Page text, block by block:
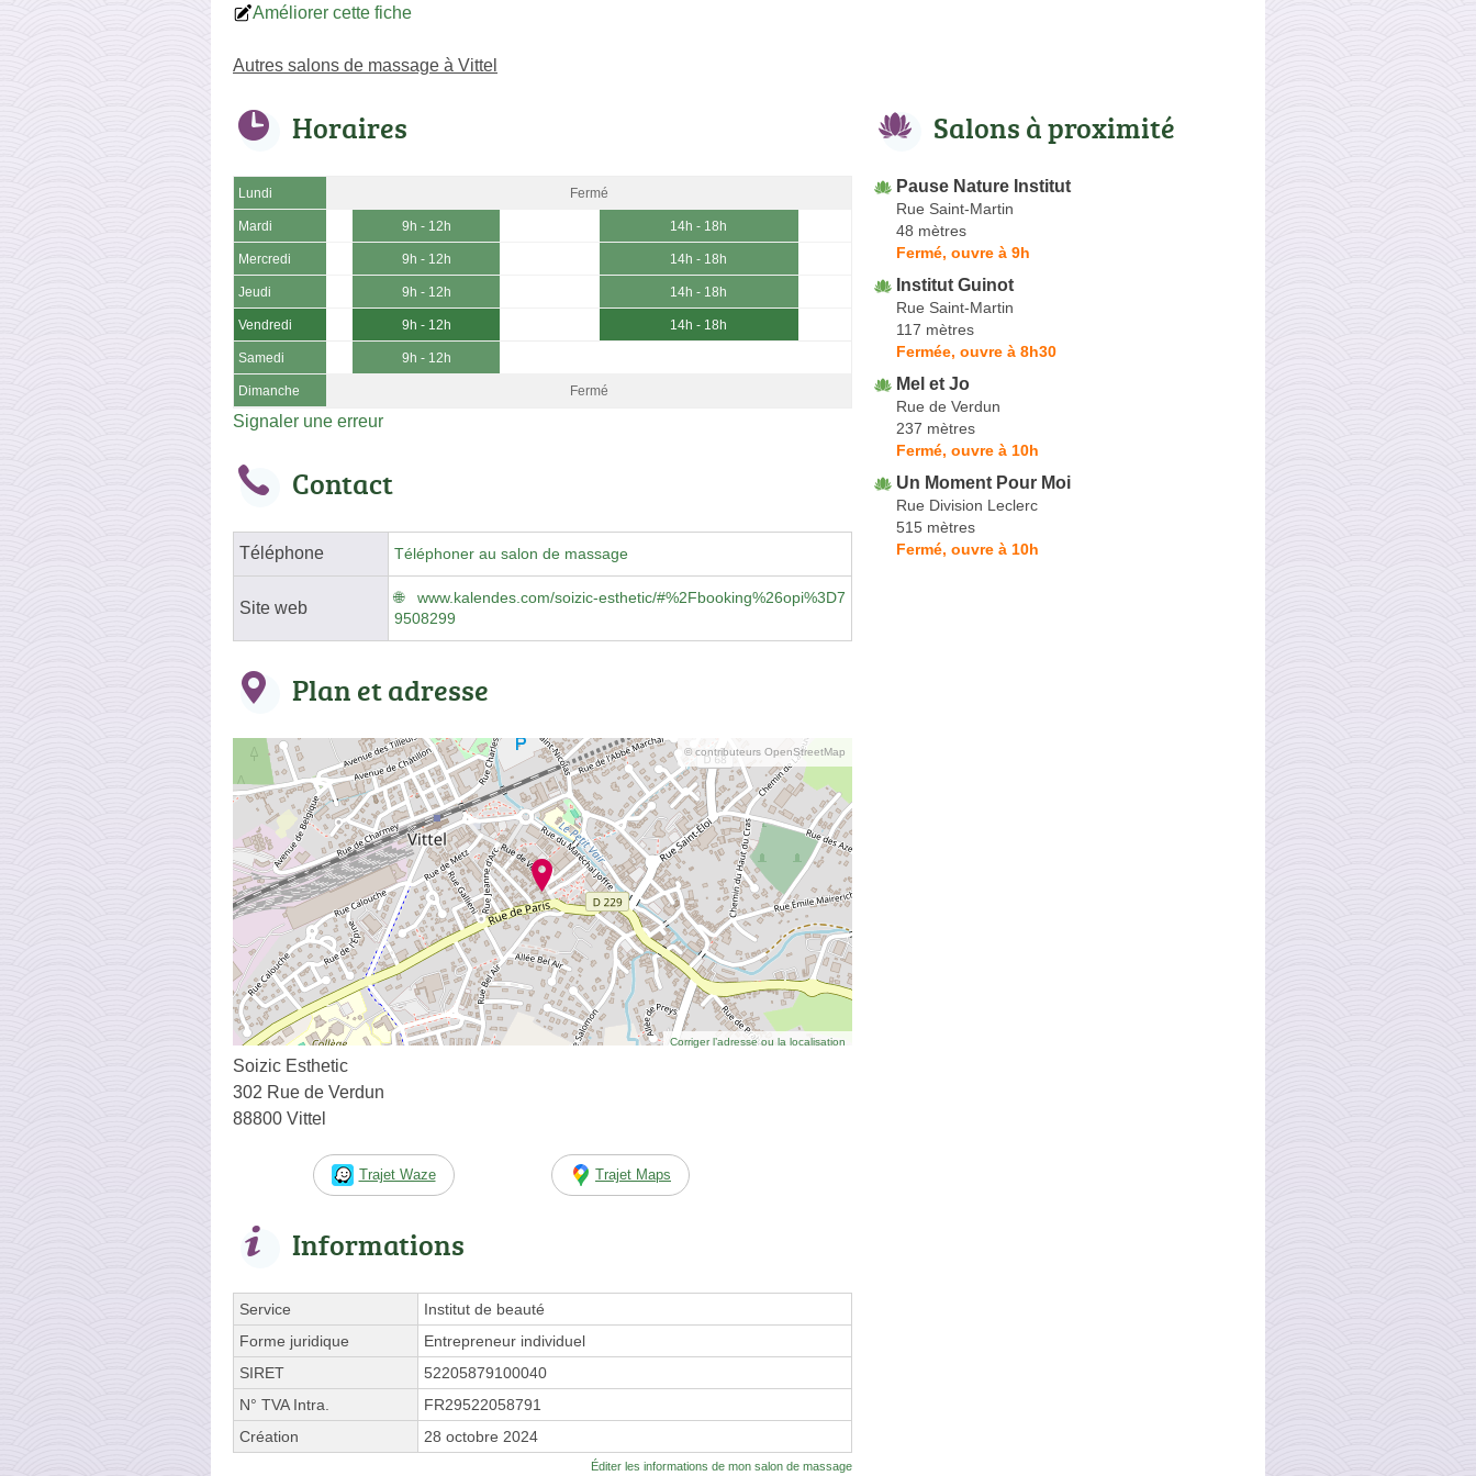
Améliorer cette fiche
Autres salons de massage à Vittel
Horaires
Lundi Fermé
Mardi 9h - 12h 14h - 18h
Mercredi 9h - 12h 14h - 18h
Jeudi 9h - 12h 14h - 18h
Vendredi 9h - 12h 14h - 18h
Samedi 9h - 12h
Dimanche Fermé
Signaler une erreur
Contact
Téléphone Téléphoner au salon de massage
Site web
www.kalendes.com/soizic-esthetic/#%2Fbooking%26opi%3D7
9508299
Plan et adresse
© contributeurs OpenStreetMap
Corriger l’adresse ou la localisation
Soizic Esthetic
302 Rue de Verdun
88800 Vittel
Trajet Waze Trajet Maps
Informations
Service
Institut de beauté
Forme juridique
Entrepreneur individuel
SIRET
52205879100040
N° TVA Intra.
FR29522058791
Création
28 octobre 2024
Éditer les informations de mon salon de massage
Salons à proximité
Pause Nature Institut
Rue Saint-Martin
48 mètres
Fermé, ouvre à 9h
Institut Guinot
Rue Saint-Martin
117 mètres
Fermée, ouvre à 8h30
Mel et Jo
Rue de Verdun
237 mètres
Fermé, ouvre à 10h
Un Moment Pour Moi
Rue Division Leclerc
515 mètres
Fermé, ouvre à 10h